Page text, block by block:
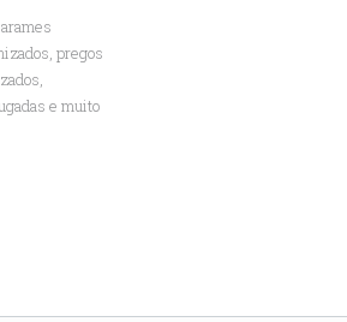
pregos
e muito